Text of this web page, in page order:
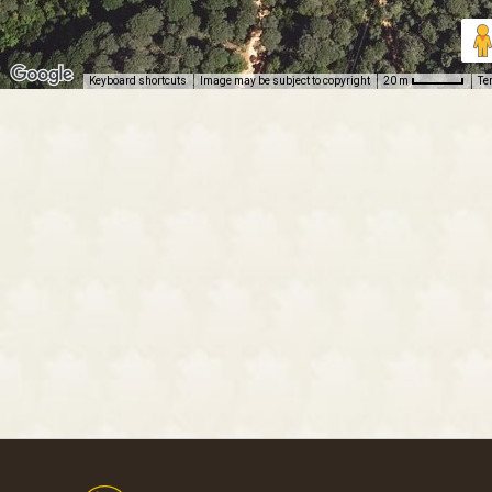
Keyboard shortcuts Image may be subject to copyright 20 m